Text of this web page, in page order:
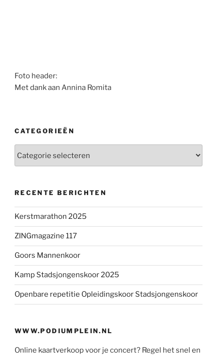
Foto header:
Met dank aan Annina Romita
CATEGORIEËN
RECENTE BERICHTEN
Kerstmarathon 2025
ZINGmagazine 117
Goors Mannenkoor
Kamp Stadsjongenskoor 2025
Openbare repetitie Opleidingskoor Stadsjongenskoor
WWW.PODIUMPLEIN.NL
Online kaartverkoop voor je concert? Regel het snel en